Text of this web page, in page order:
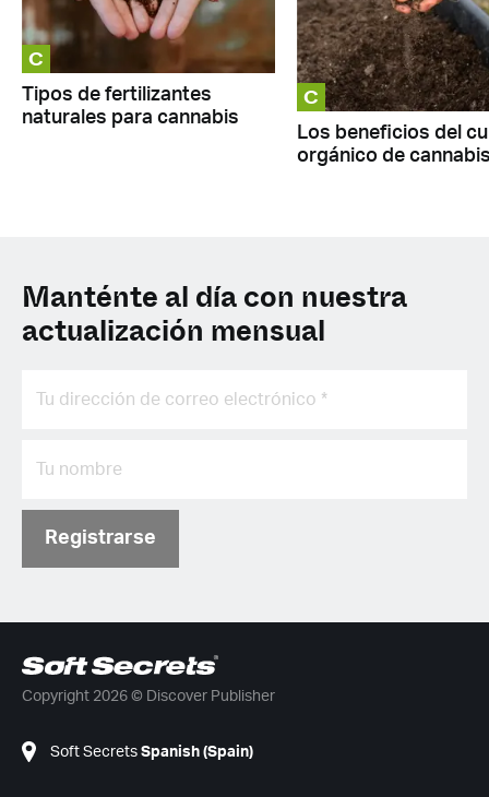
C
Tipos de fertilizantes
naturales para cannabis
C
Los beneficios del
orgánico de
Manténte al día con nuestra
actualización mensual
Registrarse
Copyright 2026 © Discover Publisher
Soft Secrets Spanish (Spain)